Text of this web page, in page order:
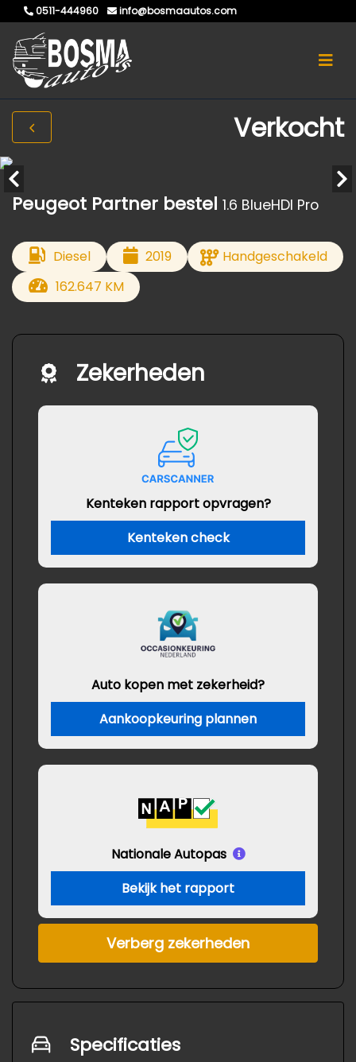
0511-444960 info@bosmaautos.com
Verkocht
Peugeot Partner bestel 1.6 BlueHDI Pro
Diesel 2019
Handgeschakeld
162.647 KM
Zekerheden
Kenteken rapport opvragen?
Kenteken check
Auto kopen met zekerheid?
Aankoopkeuring plannen
Nationale Autopas
Bekijk het rapport
Verberg zekerheden
Specificaties